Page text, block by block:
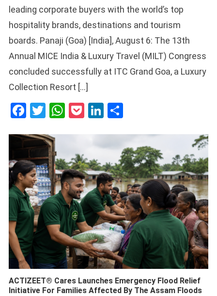
leading corporate buyers with the world’s top
hospitality brands, destinations and tourism
boards. Panaji (Goa) [India], August 6: The 13th
Annual MICE India & Luxury Travel (MILT) Congress
concluded successfully at ITC Grand Goa, a Luxury
Collection Resort […]
Facebook
Twitter
WhatsApp
PocketLinkedIn
ACTIZEET® Cares Launches Emergency Flood Relief
Initiative For Families Affected By The Assam Floods